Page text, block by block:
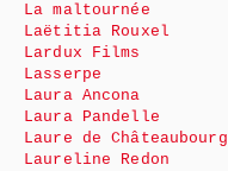
La maltournée
Laëtitia Rouxel
Lardux Films
Lasserpe
Laura Ancona
Laura Pandelle
Laure de Châteaubourg
Laureline Redon